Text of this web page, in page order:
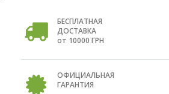
БЕСПЛАТНАЯ
ДОСТАВКА
от 10000 ГРН
ОФИЦИАЛЬНАЯ
ГАРАНТИЯ